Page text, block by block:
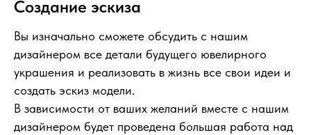
Создание эскиза
Вы изначально сможете обсудить с нашим
дизайнером все детали будущего ювелирного
украшения и реализовать в жизнь все свои идеи и
создать эскиз модели.
В зависимости от ваших желаний вместе с нашим
дизайнером будет проведена большая работа над